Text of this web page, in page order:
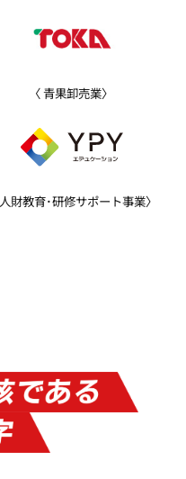
青果卸売業
人財教育･研修サポート事業